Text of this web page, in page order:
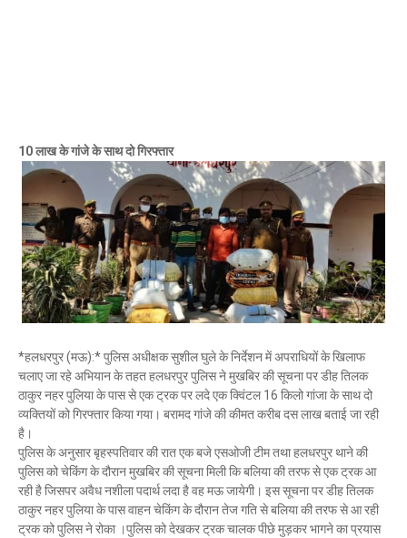
UP:-निकाय चुनाव पर 27 को सुनाया जाएगा फैसला
Mau Beat Media-Dec 24 2022
Mau:-यूपी में अब रात 11.00 बजे के बाद नहीं चलेंगी रोडवेज बसें
Mau Beat Media- Dec 21 2022
Mau:- V-Mart को जिला प्रशासन ने किया सील
Mau Beat Media-Dec 19 2022
Mau:-माफिया मुख्तार अंसारी के सहयोगी रफीक पर बड़ी
Mau Beat Media-Dec 14 2022
Mau:- प्री बोर्ड टापर्स को किया गया सम्मानित
Mau:-जिलाधिकारी ने गुंडा एक्ट के तहत 10 लोगों को किया जिला
Mau Beat Media-Dec 10 2022
Mau:-मऊ के काजीटोला निवासी गौरव वर्मा बने आइएएस
Mau:-शिव धनुष भंग,राम बारात कल
Mau Beat Media-Nov 28 2022
Mau:-जांच में 74 खाद्य नमूनों में 19 में मिली मिलावट
Mau Beat Media-Nov 15 2022
Mau:-जिला पंचायत सदस्य प्रतिनिधि को बनाया बंधक
10 लाख के गांजे के साथ दो गिरफ्तार
*हलधरपुर (मऊ):* पुलिस अधीक्षक सुशील घुले के निर्देशन में अपराधियों के खिलाफ
चलाए जा रहे अभियान के तहत हलधरपुर पुलिस ने मुखबिर की सूचना पर डीह तिलक
ठाकुर नहर पुलिया के पास से एक ट्रक पर लदे एक क्विंटल 16 किलो गांजा के साथ दो
व्यक्तियों को गिरफ्तार किया गया। बरामद गांजे की कीमत करीब दस लाख बताई जा रही
है।
पुलिस के अनुसार बृहस्पतिवार की रात एक बजे एसओजी टीम तथा हलधरपुर थाने की
पुलिस को चेकिंग के दौरान मुखबिर की सूचना मिली कि बलिया की तरफ से एक ट्रक आ
रही है जिसपर अवैध नशीला पदार्थ लदा है वह मऊ जायेगी। इस सूचना पर डीह तिलक
ठाकुर नहर पुलिया के पास वाहन चेकिंग के दौरान तेज गति से बलिया की तरफ से आ रही
ट्रक को पुलिस ने रोका ।पुलिस को देखकर ट्रक चालक पीछे मुड़कर भागने का प्रयास